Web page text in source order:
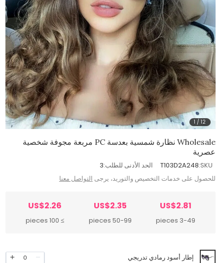
1 /12
Wholesale نظارة شمسية بعدسة PC مربعة مجوفة شخصية
عصرية
SKU:
T103D2A248 الحد الأدنى للطلب:3
للحصول على خدمات التخصيص والتوريد، يرجى التواصل معنا
US$2.81
3-49 pieces
US$2.35
50-99 pieces
US$2.26
≥ 100 pieces
إطار أسود رمادي تدريجي 0